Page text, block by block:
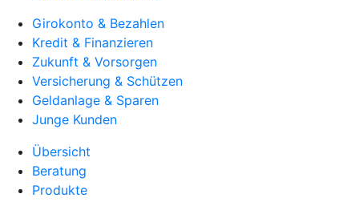
Girokonto & Bezahlen
Kredit & Finanzieren
Zukunft & Vorsorgen
Versicherung & Schützen
Geldanlage & Sparen
Junge Kunden
Übersicht
Beratung
Produkte